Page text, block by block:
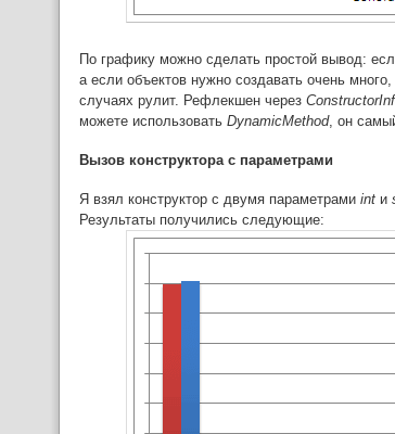
По графику можно сделать простой вывод:
а если объектов нужно создавать очень
случаях рулит. Рефлекшен через
можете использовать DynamicMethod, он
Вызов конструктора с параметрами
Я взял конструктор с двумя параметрами int и
Результаты получились следующие: